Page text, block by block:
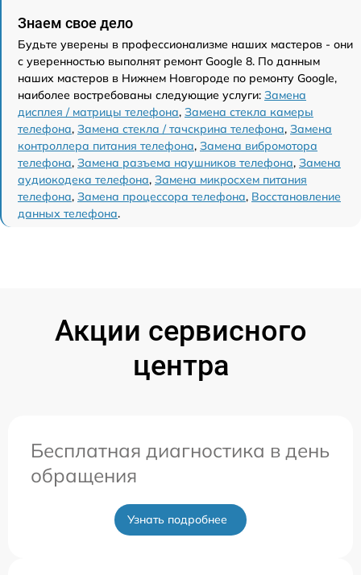
Знаем свое дело
Будьте уверены в профессионализме наших мастеров - они
с уверенностью выполнят ремонт Google 8. По данным
наших мастеров в Нижнем Новгороде по ремонту Google,
наиболее востребованы следующие услуги: Замена
дисплея / матрицы телефона, Замена стекла камеры
телефона, Замена стекла / тачскрина телефона, Замена
контроллера питания телефона, Замена вибромотора
телефона, Замена разъема наушников телефона, Замена
аудиокодека телефона, Замена микросхем питания
телефона, Замена процессора телефона, Восстановление
данных телефона.
Акции сервисного
центра
Бесплатная диагностика в день
обращения
Узнать подробнее